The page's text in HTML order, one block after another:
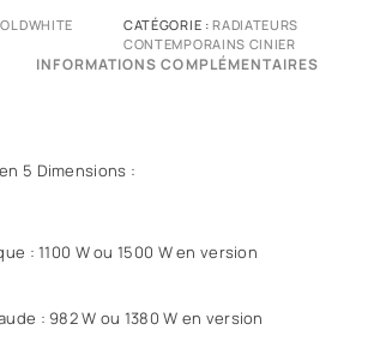
CATÉGORIE :RADIATEURS
CONTEMPORAINS CINIER
INFORMATIONS COMPLÉMENTAIRES
5 Dimensions :
: 1100 W ou 1500 W en version
: 982 W ou 1380 W en version